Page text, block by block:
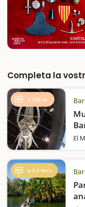
Completa la
a 788 m.
El
a 3,2 Km's